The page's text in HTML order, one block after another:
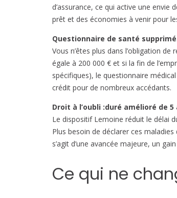
d’assurance, ce qui active une
prêt et des économies à venir pour
Questionnaire de santé
Vous n’êtes plus dans l’obligation
égale à 200 000 € et si la fin de
spécifiques), le questionnaire
crédit pour de nombreux accédants.
Droit à l’oubli :duré amélioré de 5
Le dispositif Lemoine réduit le délai
Plus besoin de déclarer ces
s’agit d’une avancée majeure, un
Ce qui ne